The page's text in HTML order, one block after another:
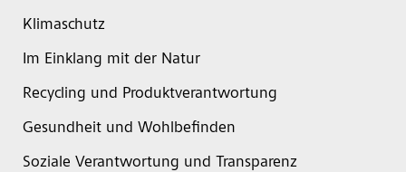
Klimaschutz
Im Einklang mit der Natur
Recycling und Produktverantwortung
Gesundheit und Wohlbefinden
Soziale Verantwortung und Transparenz